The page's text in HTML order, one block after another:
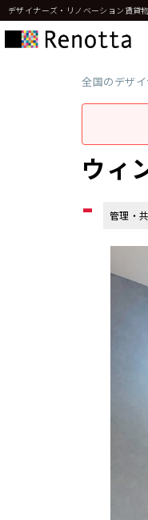
デザイナーズ・リノベーション賃貸
全国のデザ
ウィ
- 管理・